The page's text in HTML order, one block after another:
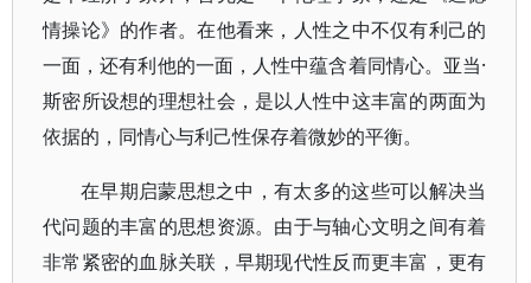
情操论》的作者。在他看来，人性之中不仅有利己的
一面，还有利他的一面，人性中蕴含着同情心。亚当·
斯密所设想的理想社会，是以人性中这丰富的两面为
依据的，同情心与利己性保存着微妙的平衡。
在早期启蒙思想之中，有太多的这些可以解决当
代问题的丰富的思想资源。由于与轴心文明之间有着
非常紧密的血脉关联，早期现代性反而更丰富，更有